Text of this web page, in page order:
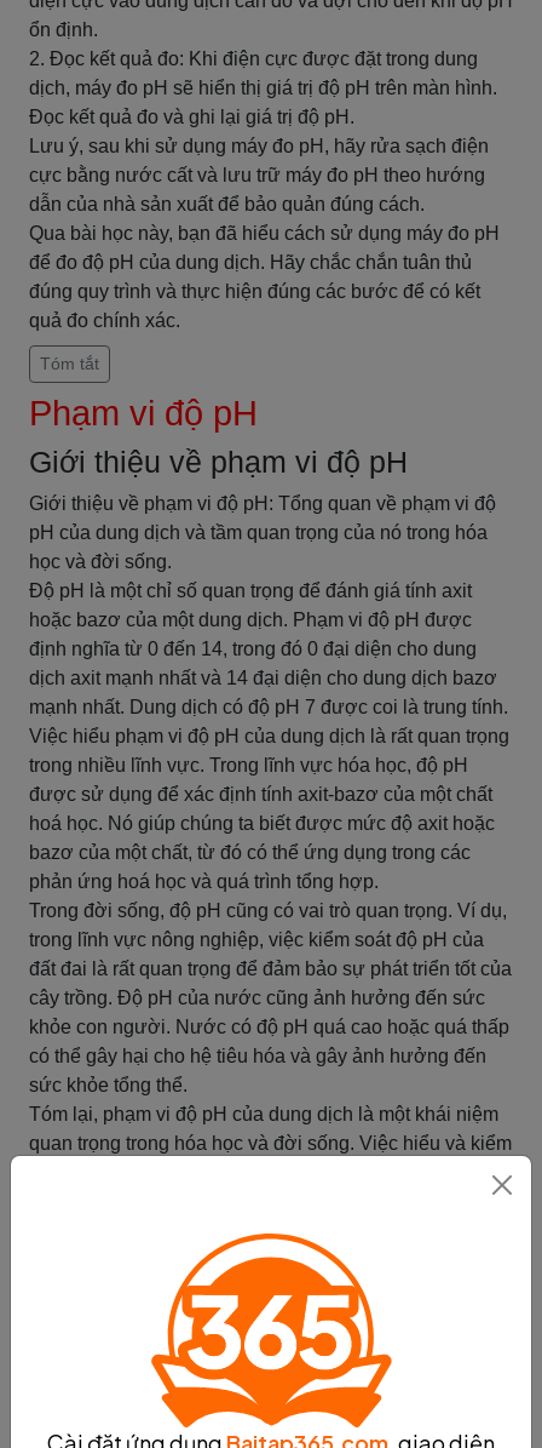
ổn định.
2. Đọc kết quả đo: Khi điện cực được đặt trong dung
dịch, máy đo pH sẽ hiển thị giá trị độ pH trên màn hình.
Đọc kết quả đo và ghi lại giá trị độ pH.
Lưu ý, sau khi sử dụng máy đo pH, hãy rửa sạch điện
cực bằng nước cất và lưu trữ máy đo pH theo hướng
dẫn của nhà sản xuất để bảo quản đúng cách.
Qua bài học này, bạn đã hiểu cách sử dụng máy đo pH
để đo độ pH của dung dịch. Hãy chắc chắn tuân thủ
đúng quy trình và thực hiện đúng các bước để có kết
quả đo chính xác.
Tóm tắt
Phạm vi độ pH
Giới thiệu về phạm vi độ pH
Giới thiệu về phạm vi độ pH: Tổng quan về phạm vi độ
pH của dung dịch và tầm quan trọng của nó trong hóa
học và đời sống.
Độ pH là một chỉ số quan trọng để đánh giá tính axit
hoặc bazơ của một dung dịch. Phạm vi độ pH được
định nghĩa từ 0 đến 14, trong đó 0 đại diện cho dung
dịch axit mạnh nhất và 14 đại diện cho dung dịch bazơ
mạnh nhất. Dung dịch có độ pH 7 được coi là trung tính.
Việc hiểu phạm vi độ pH của dung dịch là rất quan trọng
trong nhiều lĩnh vực. Trong lĩnh vực hóa học, độ pH
được sử dụng để xác định tính axit-bazơ của một chất
hoá học. Nó giúp chúng ta biết được mức độ axit hoặc
bazơ của một chất, từ đó có thể ứng dụng trong các
phản ứng hoá học và quá trình tổng hợp.
Trong đời sống, độ pH cũng có vai trò quan trọng. Ví dụ,
trong lĩnh vực nông nghiệp, việc kiểm soát độ pH của
đất đai là rất quan trọng để đảm bảo sự phát triển tốt của
cây trồng. Độ pH của nước cũng ảnh hưởng đến sức
khỏe con người. Nước có độ pH quá cao hoặc quá thấp
có thể gây hại cho hệ tiêu hóa và gây ảnh hưởng đến
sức khỏe tổng thể.
Tóm lại, phạm vi độ pH của dung dịch là một khái niệm
quan trọng trong hóa học và đời sống. Việc hiểu và kiểm
soát độ pH có thể giúp chúng ta áp dụng vào nhiều lĩnh
vực khác nhau, từ nông nghiệp đến y tế và môi trường.
Các giá trị độ pH của acid
Các giá trị độ pH của acid:
Dung dịch acid có độ pH nằm trong khoảng từ 0 đến 6.
Độ pH của acid được tính bằng cách sử dụng công thức
độ pH = -log[H+], trong đó [H+] là nồng độ ion hydrogen